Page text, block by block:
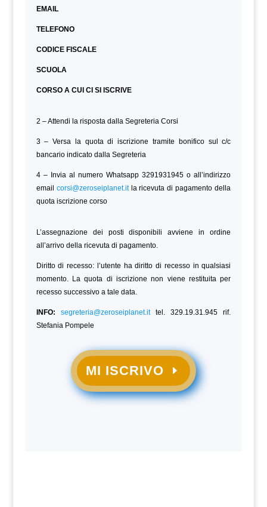
EMAIL
TELEFONO
CODICE FISCALE
SCUOLA
CORSO A CUI CI SI ISCRIVE
2 – Attendi la risposta dalla Segreteria Corsi
3 – Versa la quota di iscrizione tramite bonifico sul c/c
bancario indicato dalla Segreteria
4 – Invia al numero Whatsapp 3291931945 o all’indirizzo
email corsi@zeroseiplanet.itla ricevuta di pagamento della
quota iscrizione corso
L’assegnazione dei posti disponibili avviene in ordine
all’arrivo della ricevuta di pagamento.
Diritto di recesso: l’utente ha diritto di recesso in qualsiasi
momento. La quota di iscrizione non viene restituita per
recesso successivo a tale data.
INFO: segreteria@zeroseiplanet.ittel. 329.19.31.945 rif.
Stefania Pompele
MI ISCRIVO